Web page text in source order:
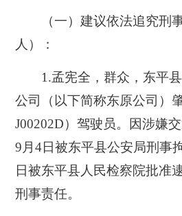
（一）建议依法追究刑事
人）：
1.孟宪全，群众，东平县
公司（以下简称东原公司）
J00202D）驾驶员。因涉嫌
9月4日被东平县公安局刑事
日被东平县人民检察院批准
刑事责任。